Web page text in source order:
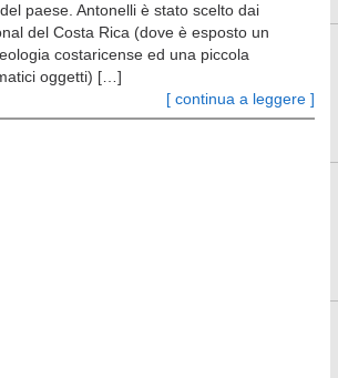
[ continua a leggere ]
paese. Antonelli è stato scelto dai
del Costa Rica (dove è esposto un
costaricense ed una piccola
oggetti) […]